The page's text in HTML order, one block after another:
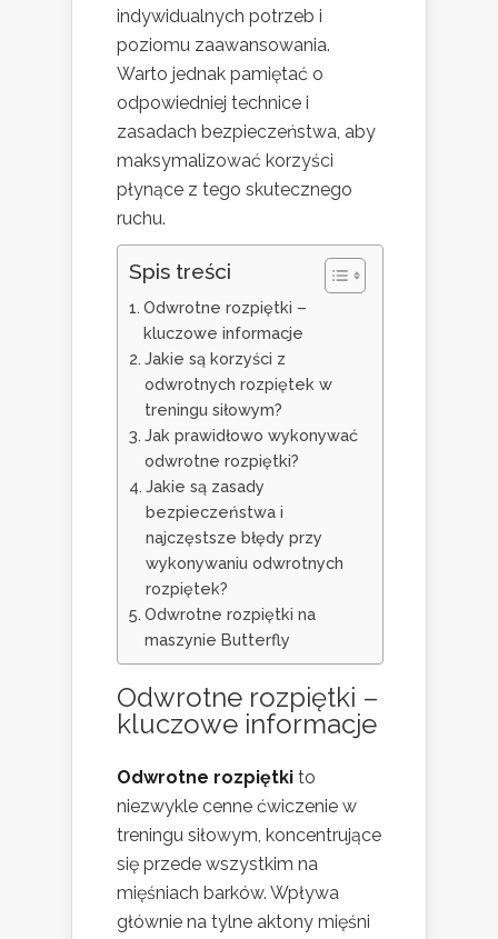
indywidualnych potrzeb i
poziomu zaawansowania.
Warto jednak pamiętać o
odpowiedniej technice i
zasadach bezpieczeństwa, aby
maksymalizować korzyści
płynące z tego skutecznego
ruchu.
Spis treści
Odwrotne rozpiętki –
kluczowe informacje
Jakie są korzyści z
odwrotnych rozpiętek w
treningu siłowym?
Jak prawidłowo wykonywać
odwrotne rozpiętki?
Jakie są zasady
bezpieczeństwa i
najczęstsze błędy przy
wykonywaniu odwrotnych
rozpiętek?
Odwrotne rozpiętki na
maszynie Butterfly
Odwrotne rozpiętki –
kluczowe informacje
Odwrotne rozpiętki to
niezwykle cenne ćwiczenie w
treningu siłowym, koncentrujące
się przede wszystkim na
mięśniach barków. Wpływa
głównie na tylne aktony mięśni